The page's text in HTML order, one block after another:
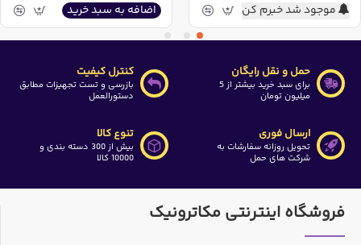
موجود شد خبرم کن اضافه به سبد خرید
حمل و نقل رایگان
برای سبد خرید بیشتر از 5
میلیون تومان
کنترل کیفیت
بازرسی و تست تجهیزات مطابق
دستورالعمل
ارسال فوری
تحویل روزانه سفارشات به
شرکت های حمل
تنوع کالا
بیش از 300 دسته بندی و
10000 کالا
فروشگاه اینترنتی مکاترونیک